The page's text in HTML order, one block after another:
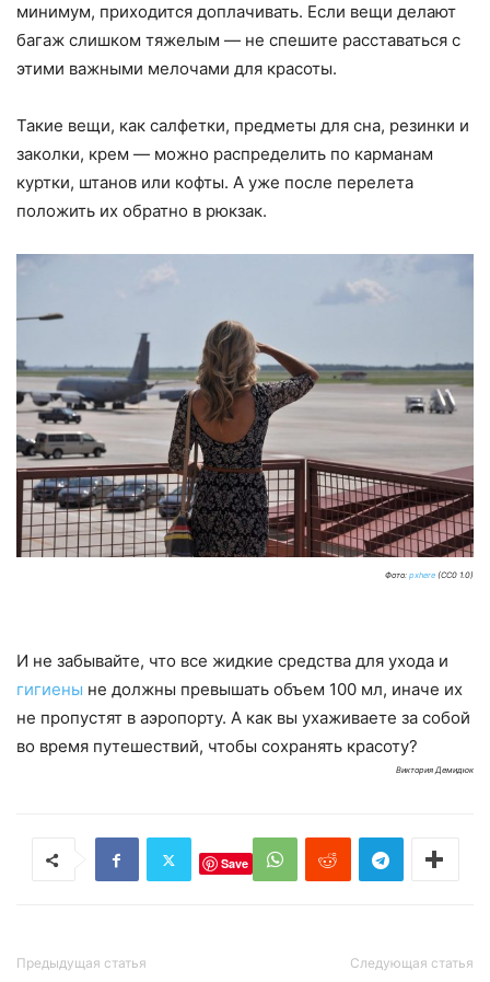
минимум, приходится доплачивать. Если вещи делают
багаж слишком тяжелым — не спешите расставаться с
этими важными мелочами для красоты.
Такие вещи, как салфетки, предметы для сна, резинки и
заколки, крем — можно распределить по карманам
куртки, штанов или кофты. А уже после перелета
положить их обратно в рюкзак.
Фото: pxhere (CC0 1.0)
И не забывайте, что все жидкие средства для ухода и
гигиены не должны превышать объем 100 мл, иначе их
не пропустят в аэропорту. А как вы ухаживаете за собой
во время путешествий, чтобы сохранять красоту?
Виктория Демидюк
Save
Предыдущая статья Следующая статья